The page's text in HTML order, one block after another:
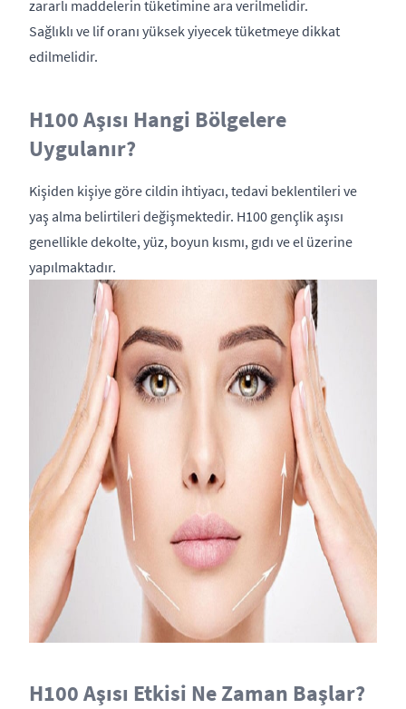
zararlı maddelerin tüketimine ara verilmelidir.
Sağlıklı ve lif oranı yüksek yiyecek tüketmeye dikkat
edilmelidir.
H100 Aşısı Hangi Bölgelere
Uygulanır?
Kişiden kişiye göre cildin ihtiyacı, tedavi beklentileri ve
yaş alma belirtileri değişmektedir. H100 gençlik aşısı
genellikle dekolte, yüz, boyun kısmı, gıdı ve el üzerine
yapılmaktadır.
H100 Aşısı Etkisi Ne Zaman Başlar?